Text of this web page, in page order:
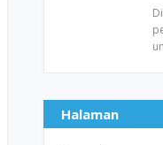
Halaman